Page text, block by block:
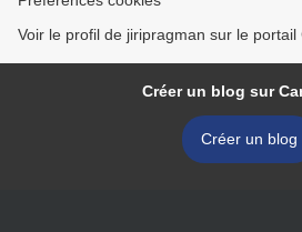
Voir le profil de jiripragman sur le portail
Créer un blog sur
Créer un blog